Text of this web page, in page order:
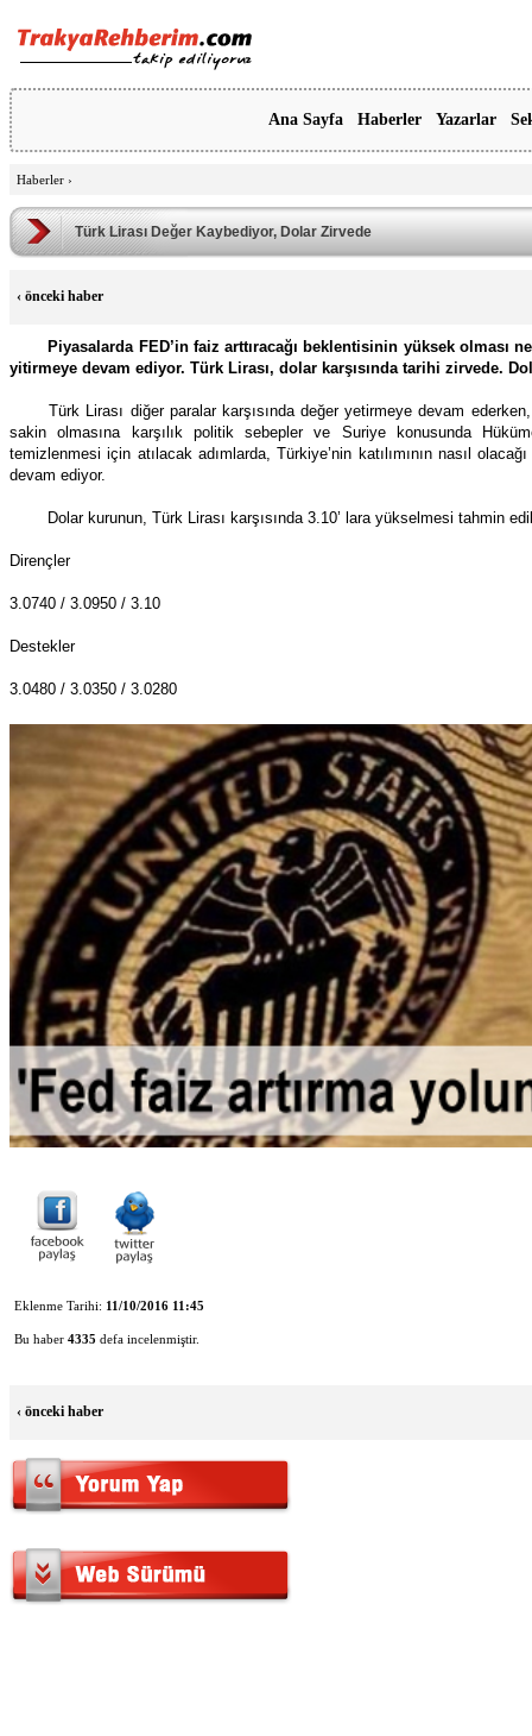
Ana Sayfa Haberler Yazarlar
Haberler ›
Türk Lirası Değer Kaybediyor, Dolar Zirvede
‹ önceki haber
Piyasalarda FED’in faiz arttıracağı beklentisinin yüksek olması
yitirmeye devam ediyor. Türk Lirası, dolar karşısında tarihi zirvede.
Türk Lirası diğer paralar karşısında değer yetirmeye devam
sakin olmasına karşılık politik sebepler ve Suriye konusunda
temizlenmesi için atılacak adımlarda, Türkiye’nin katılımının nasıl
devam ediyor.
Dolar kurunun, Türk Lirası karşısında 3.10’ lara yükselmesi tahmin
Dirençler
3.0740 / 3.0950 / 3.10
Destekler
3.0480 / 3.0350 / 3.0280
Eklenme Tarihi: 11/10/2016 11:45
Bu haber 4335 defa incelenmiştir.
‹ önceki haber